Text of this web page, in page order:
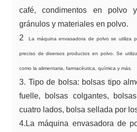
café, condimentos en polvo
gránulos y materiales en polvo.
2
La máquina envasadora de polvo se utiliza
preciso de diversos productos en polvo. Se
como la alimentaria, farmacéutica, química y más.
3. Tipo de bolsa: bolsas tipo
fuelle, bolsas colgantes,
cuatro lados, bolsa sellada por
4.La máquina envasadora de